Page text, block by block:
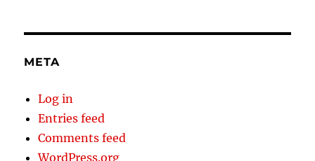
META
Log in
Entries feed
Comments feed
WordPress.org